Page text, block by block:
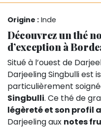
Origine : Inde
Découvrez un thé
d’exception à
Situé à l’ouest de
Darjeeling Singbulli est
particulièrement
Singbulli. Ce thé de
légèreté et son profil
Darjeeling aux notes